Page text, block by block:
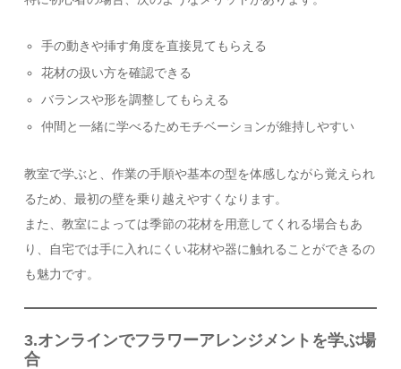
手の動きや挿す角度を直接見てもらえる
花材の扱い方を確認できる
バランスや形を調整してもらえる
仲間と一緒に学べるためモチベーションが維持しやすい
教室で学ぶと、作業の手順や基本の型を体感しながら覚えられ
るため、最初の壁を乗り越えやすくなります。
また、教室によっては季節の花材を用意してくれる場合もあ
り、自宅では手に入れにくい花材や器に触れることができるの
も魅力です。
3.オンラインでフラワーアレンジメントを学ぶ場
合